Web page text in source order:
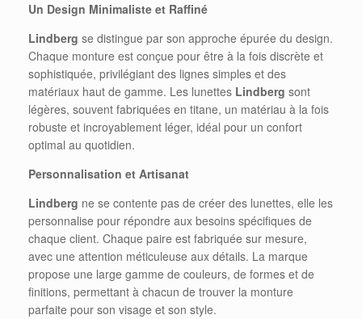
Un Design Minimaliste et Raffiné
Lindberg se distingue par son approche épurée du design.
Chaque monture est conçue pour être à la fois discrète et
sophistiquée, privilégiant des lignes simples et des
matériaux haut de gamme. Les lunettes Lindberg sont
légères, souvent fabriquées en titane, un matériau à la fois
robuste et incroyablement léger, idéal pour un confort
optimal au quotidien.
Personnalisation et Artisanat
Lindberg ne se contente pas de créer des lunettes, elle les
personnalise pour répondre aux besoins spécifiques de
chaque client. Chaque paire est fabriquée sur mesure,
avec une attention méticuleuse aux détails. La marque
propose une large gamme de couleurs, de formes et de
finitions, permettant à chacun de trouver la monture
parfaite pour son visage et son style.